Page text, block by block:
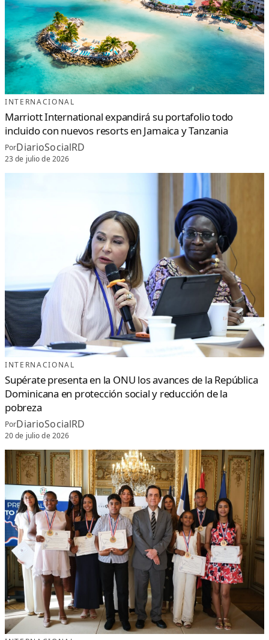
INTERNACIONAL
Marriott International expandirá su portafolio todo
incluido con nuevos resorts en Jamaica y Tanzania
PorDiarioSocialRD
23 de julio de 2026
INTERNACIONAL
Supérate presenta en la ONU los avances de la República
Dominicana en protección social y reducción de la
pobreza
PorDiarioSocialRD
20 de julio de 2026